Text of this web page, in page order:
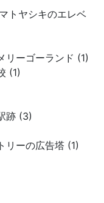
トヤシキのエレベ
リーゴーランド (1)
(1)
跡 (3)
リーの広告塔 (1)